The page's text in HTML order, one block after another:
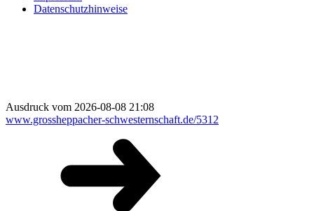
Datenschutzhinweise
Ausdruck vom 2026-08-08 21:08
www.grossheppacher-schwesternschaft.de/5312